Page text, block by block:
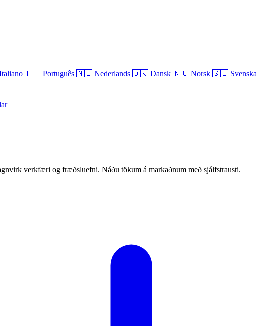
🇵🇹 Português 🇳🇱 Nederlands 🇩🇰 Dansk 🇳🇴 Norsk 🇸🇪 Svenska
verkfæri og fræðsluefni. Náðu tökum á markaðnum með sjálfstrausti.